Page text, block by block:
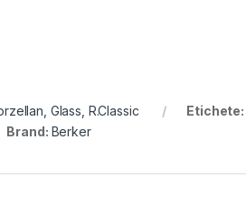
Glass, R.Classic Etichete:
Brand: Berker